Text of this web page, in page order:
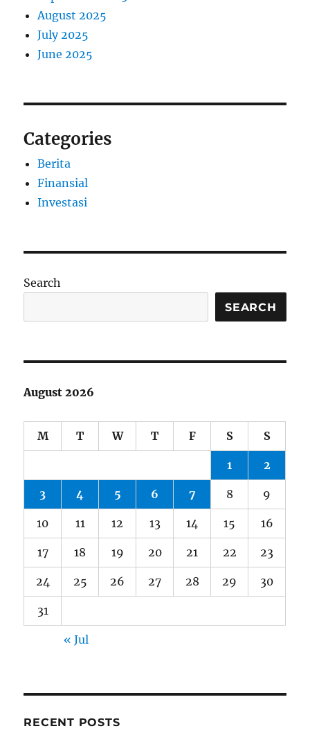
August 2025
July 2025
June 2025
Categories
Berita
Finansial
Investasi
Search
SEARCH
August 2026
M T W T F S S
1 2
3 4 5 6 7 8 9
10 11 12 13 14 15 16
17 18 19 20 21 22 23
24 25 26 27 28 29 30
31
« Jul
RECENT POSTS